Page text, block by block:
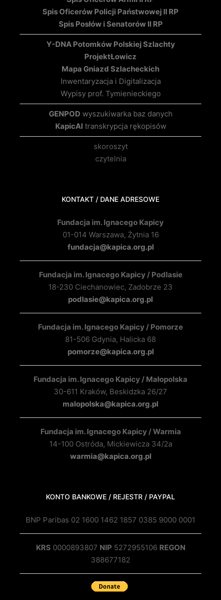
Spis Oficerów Policji Państwowej II RP
Spis Posłów i Senatorów II RP
Y-DNA Potomków Polskiej Szlachty
ProjektŁowicz
Mapa Gniazd Szlacheckich
Inwentaryzacja i Digitalizacja
Wypisy prof. Tymienieckiego
GENPOD wyszukiwarka baz danych
KapicAItranskrypcja rękopisów
skoroszyt
czytelnia
KONTAKT / DANE ADRESOWE
Fundacja im. Ignacego Kapicy
01-014 Warszawa, Żytnia 16
fundacja@kapica.org.pl
Fundacja im. Ignacego Kapicy / Podlasie
18-230 Ciechanowiec, Zadobrze 23
podlasie@kapica.org.pl
Fundacja im. Ignacego Kapicy / Pomorze
81-506 Gdynia, Halicka 68
pomorze@kapica.org.pl
Fundacja im. Ignacego Kapicy / Małopolska
30-611 Kraków, Beskidzka 26/27
malopolska@kapica.org.pl
Fundacja im. Ignacego Kapicy / Warmia
14-100 Ostróda, Mickiewicza 34/2a
warmia@kapica.org.pl
KONTO BANKOWE / REJESTR / PAYPAL
BNP Paribas 02 1600 1462 1857 0385 9000 0001
KRS 0000893807 NIP 5272955106 REGON
388677182